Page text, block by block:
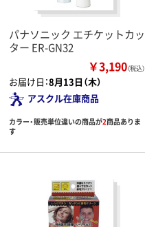
パナソニック エチケットカッ
ター ER-GN32
￥3,190（税込）
お届け日：8月13日（木）
アスクル在庫商品
カラー・販売単位違いの商品が2商品ありま
す